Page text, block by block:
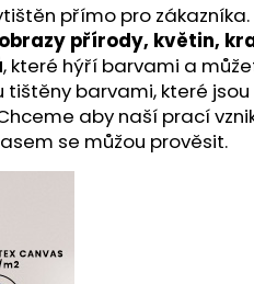
přímo pro
obrazy přírody, květin,
, které hýří barvami a
barvami, které
aby naší prací
se můžou prověsit.